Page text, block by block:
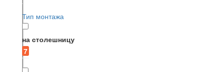
Тип монтажа
на столешницу
7